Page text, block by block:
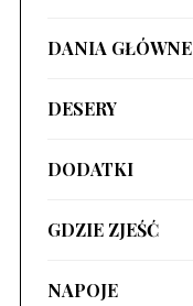
DANIA GŁÓWNE
DESERY
DODATKI
GDZIE ZJEŚĆ
NAPOJE